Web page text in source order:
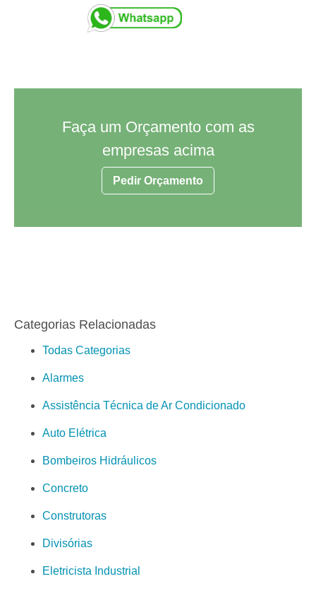
Faça um Orçamento com as
empresas acima
Pedir Orçamento
Categorias Relacionadas
Todas Categorias
Alarmes
Assistência Técnica de Ar Condicionado
Auto Elétrica
Bombeiros Hidráulicos
Concreto
Construtoras
Divisórias
Eletricista Industrial